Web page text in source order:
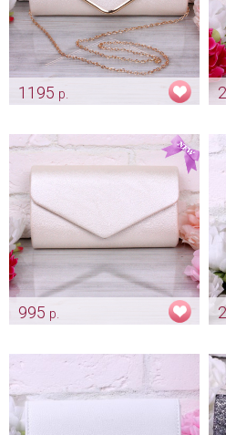
1195 р.
Арт: klch_0003
995 р.